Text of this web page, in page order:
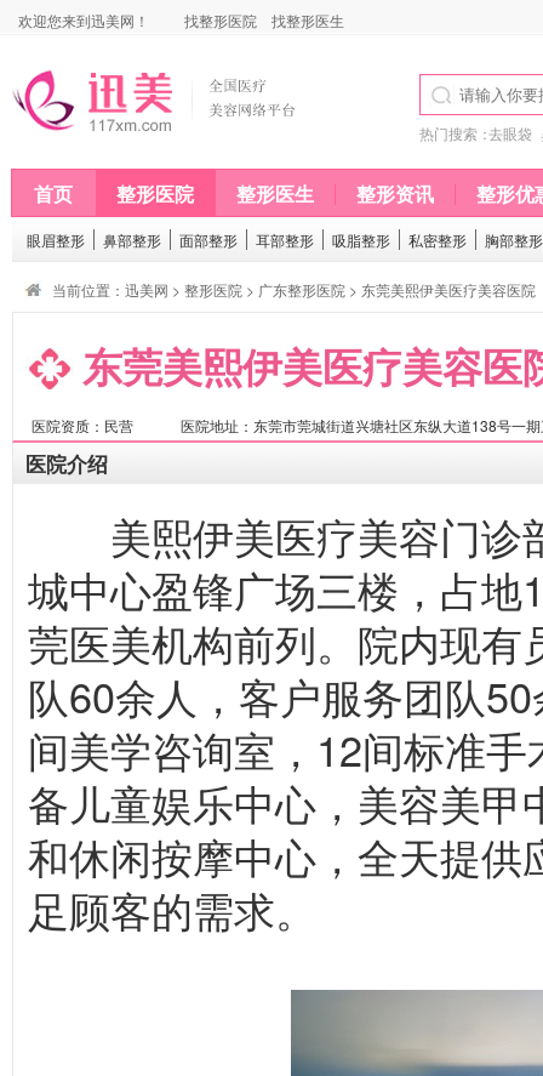
欢迎您来到迅美网！ 找整形医院 找整形医生
热门搜索：去眼袋
首页 整形医院 整形医生 整形资讯 整形优
眼眉整形 鼻部整形 面部整形 耳部整形 吸脂整形 私密整形 胸部整形
当前位置： 迅美网 > 整形医院 > 广东整形医院 > 东莞美熙伊美医疗美容医院
东莞美熙伊美医疗美容医
医院资质：民营 医院地址：东莞市莞城街道兴塘社区东纵大道138号一
医院介绍
美熙伊美医疗美容门诊
城中心盈锋广场三楼，占
莞医美机构前列。院内现
队60余人，客户服务团队
间美学咨询室，12间标准
备儿童娱乐中心，美容美
和休闲按摩中心，全天提
足顾客的需求。